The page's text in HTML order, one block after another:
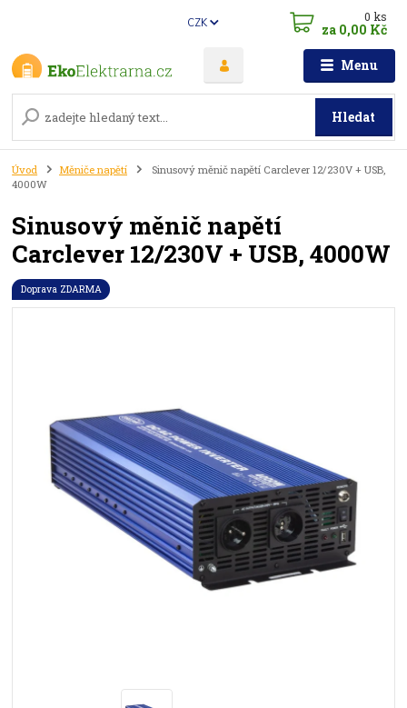
Menu
CZK
Hledat
0ks
za 0,00 Kč
Úvod Měniče napětí
Sinusový měnič napětí Carclever 12/230V + USB,
4000W
Sinusový měnič napětí
Carclever 12/230V + USB, 4000W
Doprava ZDARMA